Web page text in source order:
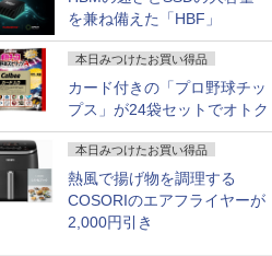
を兼ね備えた「HBF」
本日みつけたお買い得品
カード付きの「プロ野球チッ
プス」が24袋セットでオトク
本日みつけたお買い得品
熱風で揚げ物を調理する
COSORIのエアフライヤーが
2,000円引き